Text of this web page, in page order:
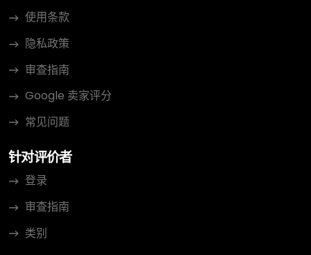
使用条款
隐私政策
审查指南
Google 卖家评分
常见问题
针对评价者
登录
审查指南
类别